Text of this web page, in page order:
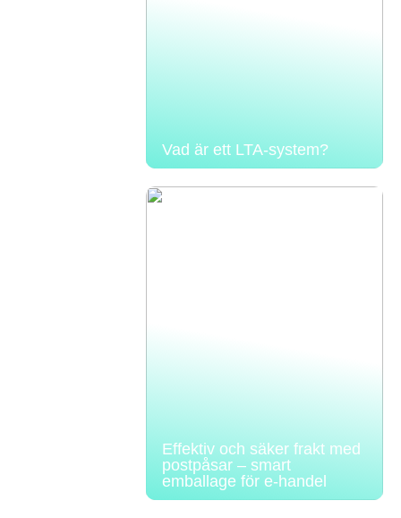
Vad är ett LTA-system?
Effektiv och säker frakt med
postpåsar – smart
emballage för e-handel